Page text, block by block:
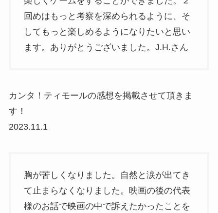
回めはもっと考察を深められるように、そ
してもっと楽しめるようになりたいと思い
ます。ありがとうございました。J.H.さん
カンタ！ティモールの感想を掲載させて頂きま
す！
2023.11.1
胸が苦しくなりました。自然と涙が出てき
て止まらなくなりました。映画の後の代表
様のお話で映画の中で訴えたかったことを